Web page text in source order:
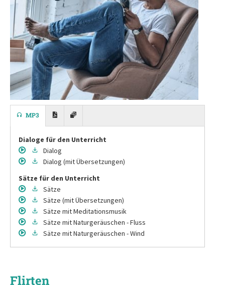
MP3
Dialoge für den Unterricht
Dialog
Dialog (mit Übersetzungen)
Sätze für den Unterricht
Sätze
Sätze (mit Übersetzungen)
Sätze mit Meditationsmusik
Sätze mit Naturgeräuschen - Fluss
Sätze mit Naturgeräuschen - Wind
Flirten